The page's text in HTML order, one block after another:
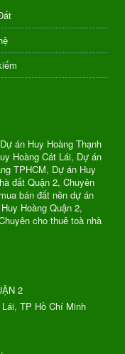
án Huy Hoàng Thạnh
Hoàng Cát Lái, Dự án
TPHCM, Dự án Huy
đất Quận 2, Chuyên
bán đất nền dự án
Hoàng Quận 2,
cho thuê toà nhà
2
TP Hồ Chí Minh